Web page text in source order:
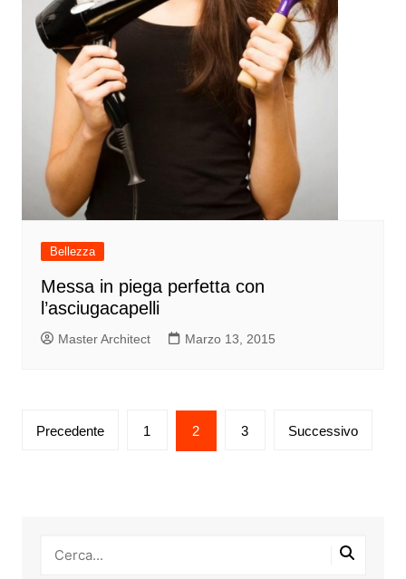
Bellezza
Messa in piega perfetta con
l’asciugacapelli
Master Architect Marzo 13, 2015
Paginazione
Precedente 1 2 3 Successivo